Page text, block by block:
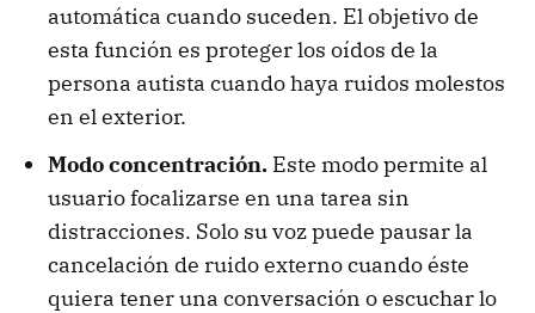
automática cuando suceden. El objetivo de
esta función es proteger los oídos de la
persona autista cuando haya ruidos molestos
en el exterior.
Modo concentración. Este modo permite al
usuario focalizarse en una tarea sin
distracciones. Solo su voz puede pausar la
cancelación de ruido externo cuando éste
quiera tener una conversación o escuchar lo